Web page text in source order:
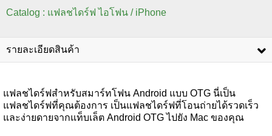
Catalog : แฟลชไดร์ฟ ไอโฟน / iPhone
รายละเอียดสินค้า
แฟลชไดร์ฟสำหรับสมาร์ทโฟน Android แบบ OTG นี่เป็น
แฟลชไดร์ฟที่คุณต้องการ เป็นแฟลชไดร์ฟที่โอนถ่ายได้รวดเร็ว
และง่ายดายจากแท็บเล็ต Android OTG ไปยัง Mac ของคุณ